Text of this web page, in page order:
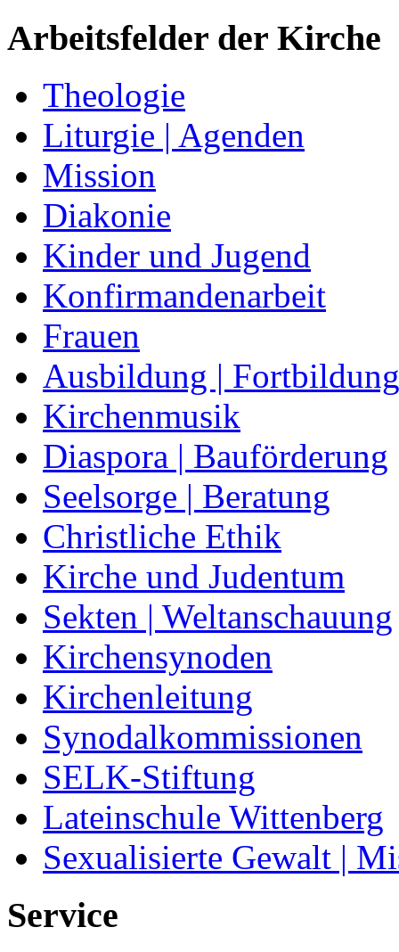
Arbeitsfelder der Kirche
Theologie
Liturgie | Agenden
Mission
Diakonie
Kinder und Jugend
Konfirmandenarbeit
Frauen
Ausbildung | Fortbildung
Kirchenmusik
Diaspora | Bauförderung
Seelsorge | Beratung
Christliche Ethik
Kirche und Judentum
Sekten | Weltanschauung
Kirchensynoden
Kirchenleitung
Synodalkommissionen
SELK-Stiftung
Lateinschule Wittenberg
Sexualisierte Gewalt |
Service